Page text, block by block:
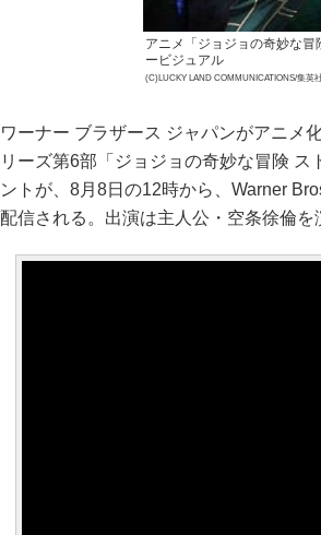
アニメ「ジョジョの奇妙な
ービジュアル
(C)LUCKY LAND COMMUNICATIONS/集英
ワーナー ブラザース ジャパンがアニメ
リーズ第6部「ジョジョの奇妙な冒険
ントが、8月8日の12時から、Warner
配信される。出演は主人公・空条徐倫を